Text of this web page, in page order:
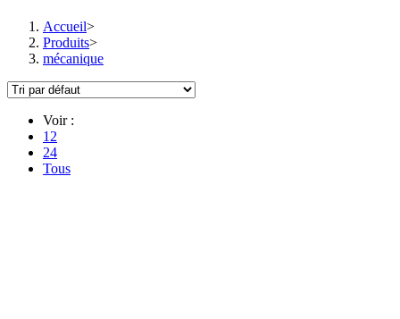
Accueil>
Produits>
mécanique
Voir :
12
24
Tous